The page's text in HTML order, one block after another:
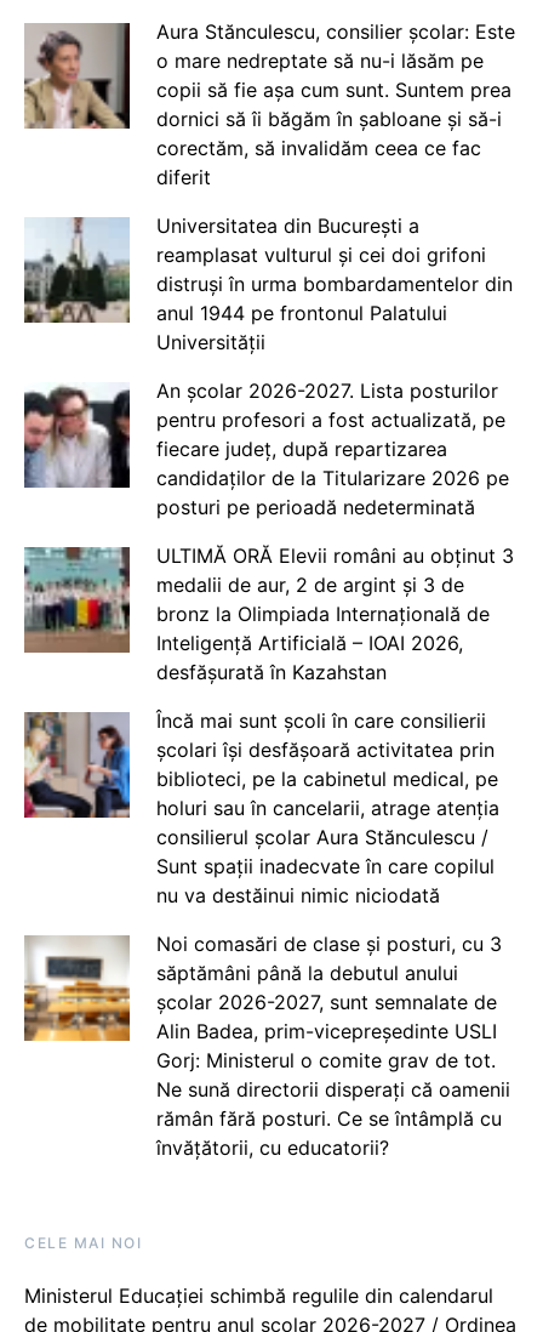
Aura Stănculescu, consilier școlar: Este
o mare nedreptate să nu-i lăsăm pe
copii să fie așa cum sunt. Suntem prea
dornici să îi băgăm în șabloane și să-i
corectăm, să invalidăm ceea ce fac
diferit
Universitatea din București a
reamplasat vulturul și cei doi grifoni
distruși în urma bombardamentelor din
anul 1944 pe frontonul Palatului
Universității
An școlar 2026-2027. Lista posturilor
pentru profesori a fost actualizată, pe
fiecare județ, după repartizarea
candidaților de la Titularizare 2026 pe
posturi pe perioadă nedeterminată
ULTIMĂ ORĂ Elevii români au obținut 3
medalii de aur, 2 de argint și 3 de
bronz la Olimpiada Internațională de
Inteligență Artificială – IOAI 2026,
desfășurată în Kazahstan
Încă mai sunt școli în care consilierii
școlari își desfășoară activitatea prin
biblioteci, pe la cabinetul medical, pe
holuri sau în cancelarii, atrage atenția
consilierul școlar Aura Stănculescu /
Sunt spații inadecvate în care copilul
nu va destăinui nimic niciodată
Noi comasări de clase și posturi, cu 3
săptămâni până la debutul anului
școlar 2026-2027, sunt semnalate de
Alin Badea, prim-vicepreședinte USLI
Gorj: Ministerul o comite grav de tot.
Ne sună directorii disperați că oamenii
rămân fără posturi. Ce se întâmplă cu
învățătorii, cu educatorii?
CELE MAI NOI
Ministerul Educației schimbă regulile din calendarul
de mobilitate pentru anul școlar 2026-2027 / Ordinea